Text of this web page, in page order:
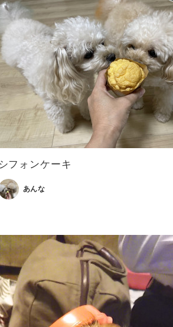
フォンケーキ
あんな